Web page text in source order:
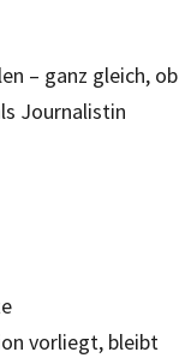
– ganz gleich, ob
Journalistin
vorliegt, bleibt